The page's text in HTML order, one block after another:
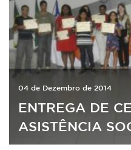
04 de Dezembro de 2014
ENTREGA DE
ASISTÊNCIA